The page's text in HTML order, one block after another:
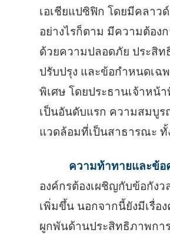
เอเชียแปซิฟิก โดยมีคลาว
อย่างไรก็ตาม มีความต้อง
ด้วยความปลอดภัย ประสิ
ปรับปรุง และข้อกําหนดเฉ
พิเศษ โดยประธานเจ้าหน้
เป็นอันดับแรก ความสมบูร
แวดล้อมที่เป็นสาธารณะ
ความท้าทายและข้อ
องค์กรต้องเผชิญกับข้อกัง
เพิ่มขึ้น นอกจากนี้ยังมีเรื่อ
ผูกพันด้านประสิทธิภาพกา